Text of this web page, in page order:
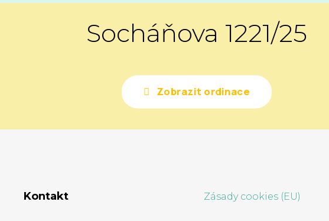
Socháňova 1221/25
Zobrazit ordinace
Kontakt Zásady cookies (EU)